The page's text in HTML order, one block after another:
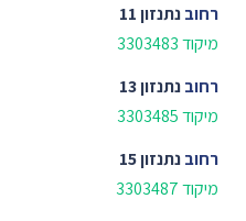
רחובנתנזון 11
מיקוד 3303483
רחובנתנזון 13
מיקוד 3303485
רחובנתנזון 15
מיקוד 3303487